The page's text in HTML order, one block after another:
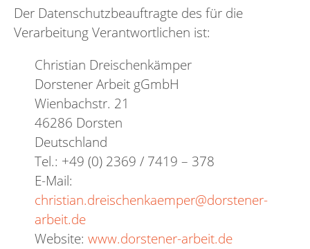
Der Datenschutzbeauftragte des für die
Verarbeitung Verantwortlichen ist:
Christian Dreischenkämper
Dorstener Arbeit gGmbH
Wienbachstr. 21
46286 Dorsten
Deutschland
Tel.: +49 (0) 2369 / 7419 – 378
E-Mail:
christian.dreischenkaemper@dorstener-
arbeit.de
Website: www.dorstener-arbeit.de